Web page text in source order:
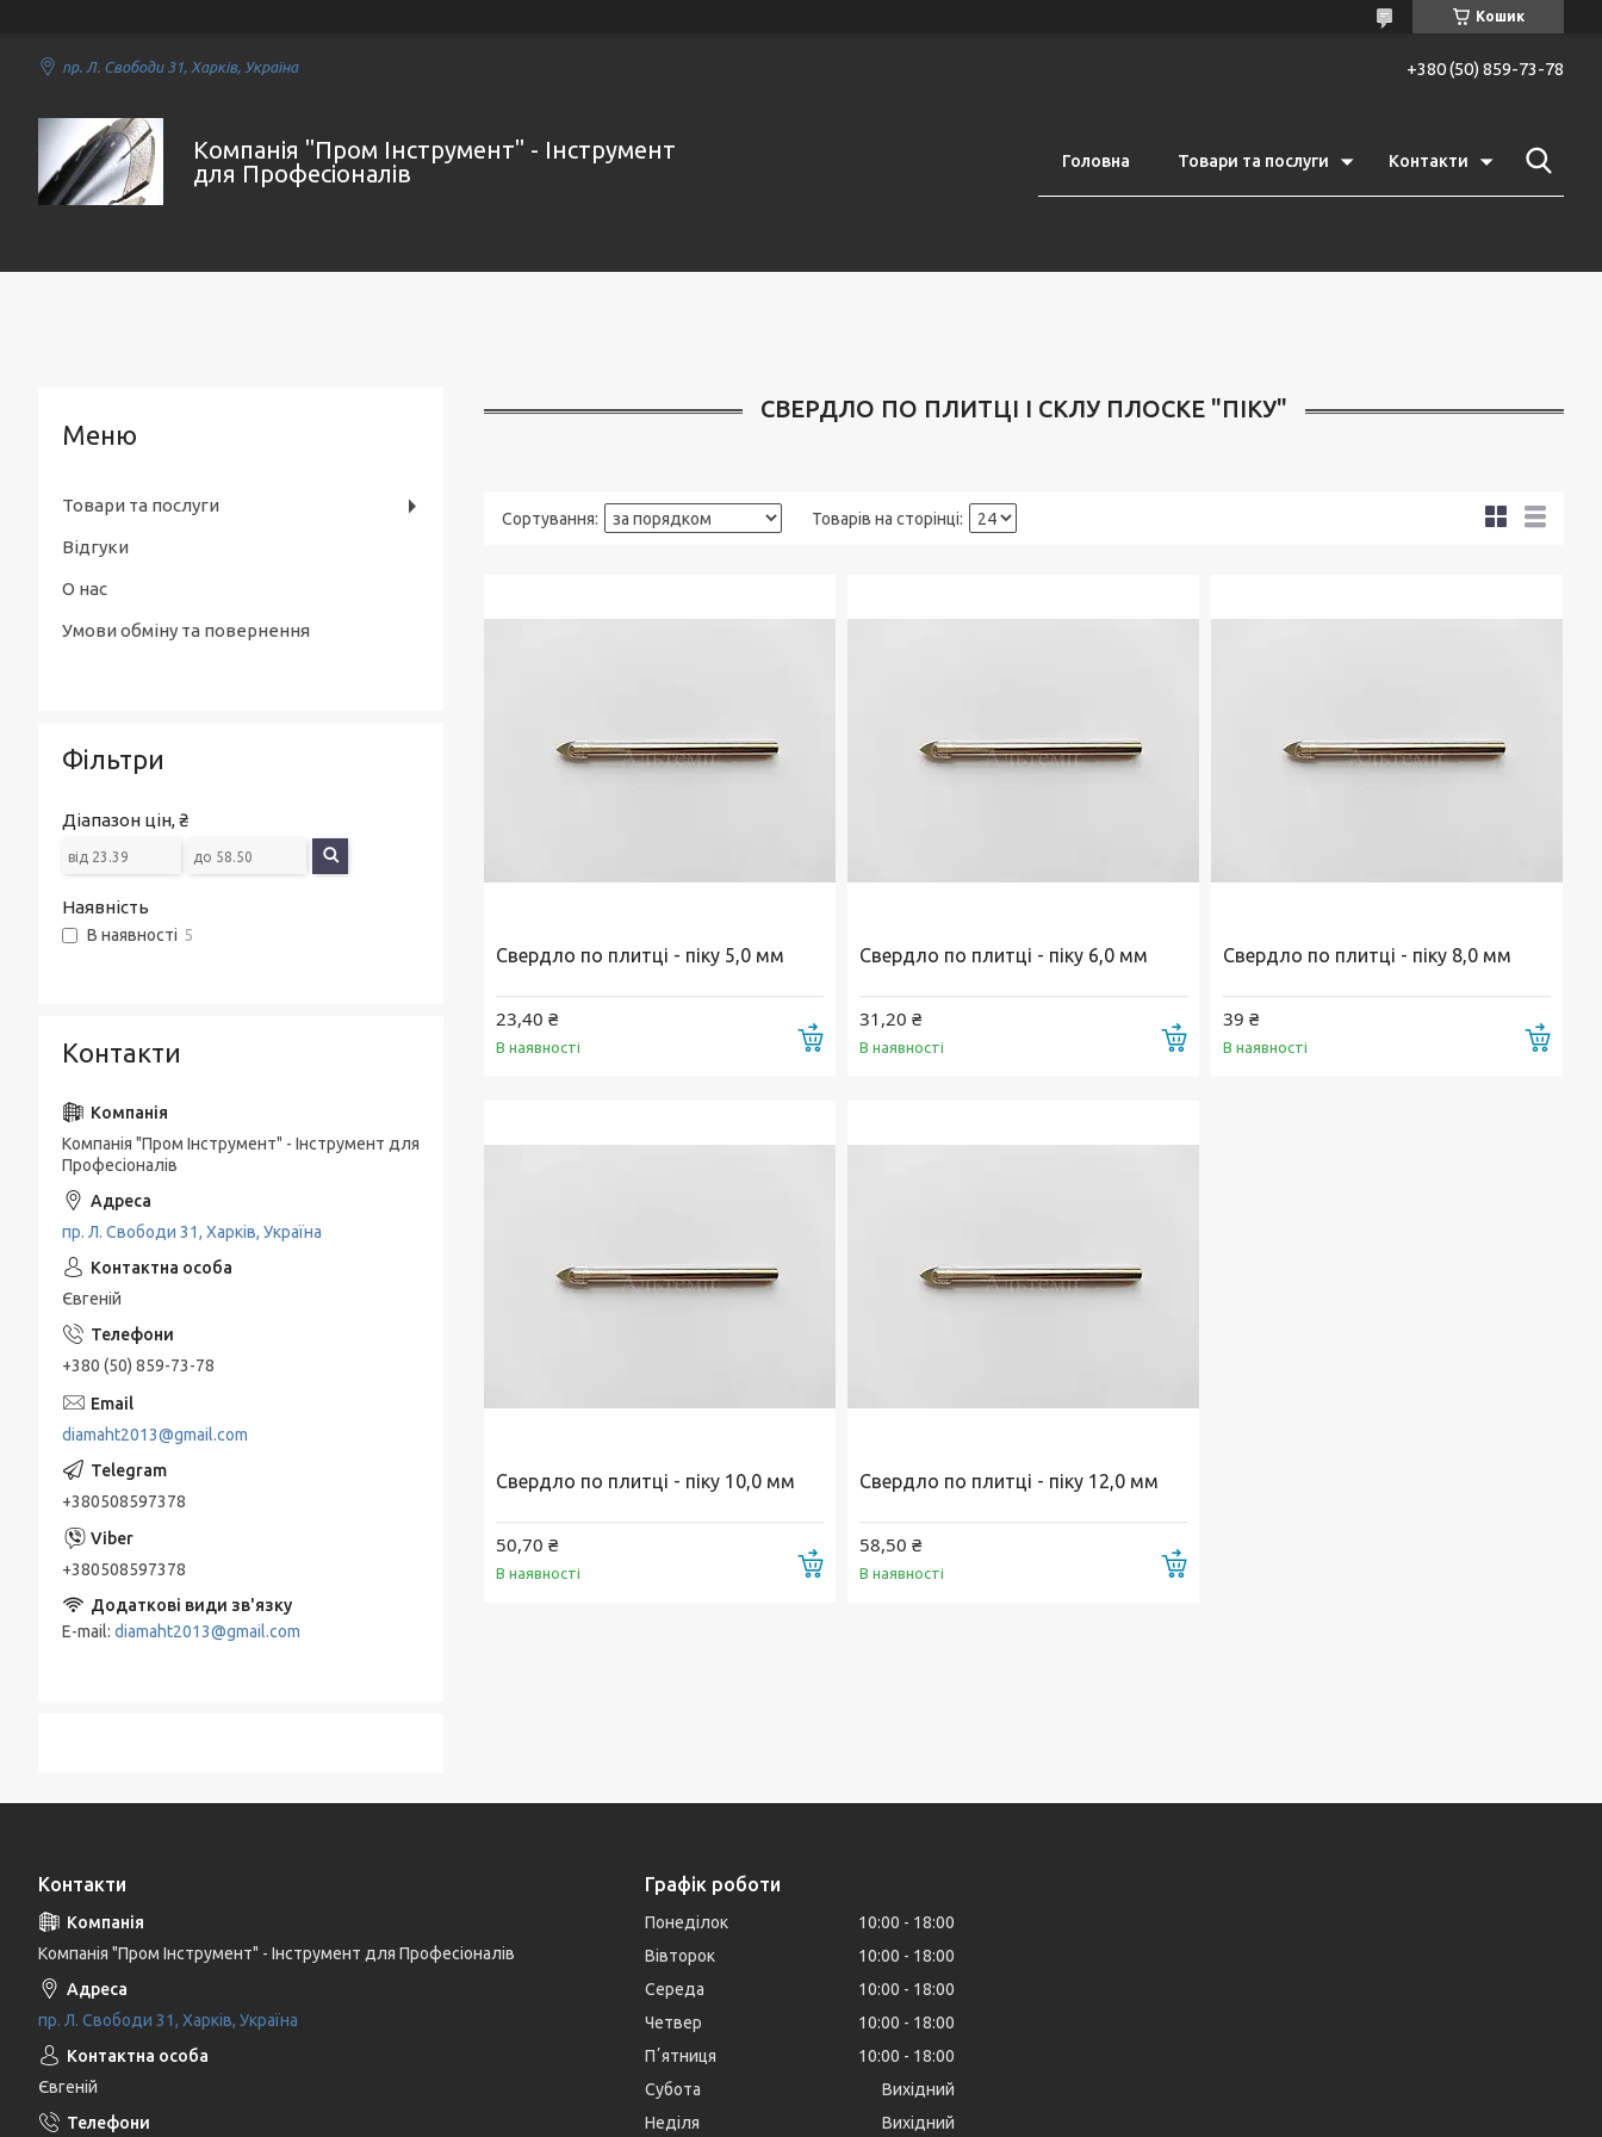
Кошик
пр. Л. Свободи 31, Харків, Україна +380 (50) 859-73-78
Компанія "Пром Інструмент" - Інструмент
для Професіоналів
Головна Товари та послуги Контакти
СВЕРДЛО ПО ПЛИТЦІ І СКЛУ ПЛОСКЕ "ПІКУ"
Свердло по плитці - піку 5,0 мм
23,40 ₴
В наявності Купити
Свердло по плитці - піку 6,0 мм
31,20 ₴
В наявності Купити
Свердло по плитці - піку 8,0 мм
39 ₴
В наявності
Свердло по плитці - піку 10,0 мм
50,70 ₴
В наявності Купити
Свердло по плитці - піку 12,0 мм
58,50 ₴
В наявності
Товари та послуги
Відгуки
О нас
Умови обміну та повернення
Фільтри
Діапазон цін, ₴
Наявність
В наявності 5
Контакти
Компанія "Пром Інструмент" - Інструмент для
Професіоналів
пр. Л. Свободи 31, Харків, Україна
Євгеній
+380 (50) 859-73-78
diamaht2013@gmail.com
+380508597378
+380508597378
E-mail diamaht2013@gmail.com
Контакти
Компанія "Пром Інструмент" - Інструмент для Професіоналів
пр. Л. Свободи 31, Харків, Україна
Євгеній
Графік роботи
Понеділок 10:00
18:00
Вівторок
10:00
18:00
Середа
10:00
18:00
Четвер
10:00
18:00
Пʼятниця
10:00
18:00
Субота
Вихідний
Неділя
Вихідний